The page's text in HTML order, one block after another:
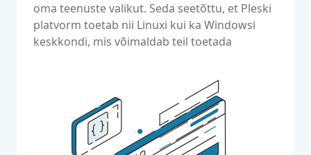
oma teenuste valikut. Seda seetõttu, et Pleski
platvorm toetab nii Linuxi kui ka Windowsi
keskkondi, mis võimaldab teil toetada